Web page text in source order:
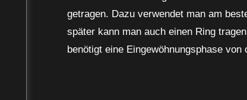
getragen. Dazu verwendet man am
später kann man auch einen Ring
benötigt eine Eingewöhnungsphase